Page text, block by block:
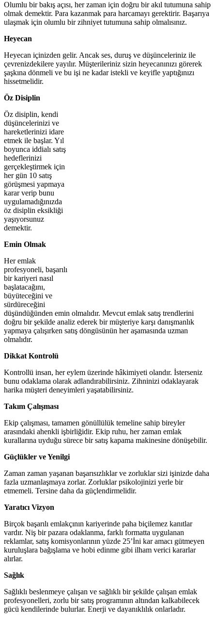
Olumlu bir bakış açısı, her zaman için doğru bir akıl tutumuna sahip
olmak demektir. Para kazanmak para harcamayı gerektirir. Başarıya
ulaşmak için olumlu bir zihniyet tutumuna sahip olmalısınız.
Heyecan
Heyecan içinizden gelir. Ancak ses, duruş ve düşünceleriniz ile
çevrenizdekilere yayılır. Müşterileriniz sizin heyecanınızı görerek
şaşkına dönmeli ve bu işi ne kadar istekli ve keyifle yaptığınızı
hissetmelidir.
Öz Disiplin
Öz disiplin, kendi
düşüncelerinizi ve
hareketlerinizi idare
etmek ile başlar. Yıl
boyunca iddialı satış
hedeflerinizi
gerçekleştirmek için
her gün 10 satış
görüşmesi yapmaya
karar verip bunu
uygulamadığınızda
öz disiplin eksikliği
yaşıyorsunuz
demektir.
Emin Olmak
Her emlak
profesyoneli, başarılı
bir kariyeri nasıl
başlatacağını,
büyüteceğini ve
sürdüreceğini
düşündüğünden emin olmalıdır. Mevcut emlak satış trendlerini
doğru bir şekilde analiz ederek bir müşteriye karşı danışmanlık
yapmaya çalışırken satış döngüsünün her aşamasında uzman
olmalıdır.
Dikkat Kontrolü
Kontrollü insan, her eylem üzerinde hâkimiyeti olandır. İsterseniz
bunu odaklama olarak adlandırabilirsiniz. Zihninizi odaklayarak
harika müşteri deneyimleri yaşatabilirsiniz.
Takım Çalışması
Ekip çalışması, tamamen gönüllülük temeline sahip bireyler
arasındaki ahenkli işbirliğidir. Ekip ruhu, her zaman emlak
kurallarına uyduğu sürece bir satış kapama makinesine dönüşebilir.
Güçlükler ve Yenilgi
Zaman zaman yaşanan başarısızlıklar ve zorluklar sizi işinizde daha
fazla uzmanlaşmaya zorlar. Zorluklar psikolojinizi yerle bir
etmemeli. Tersine daha da güçlendirmelidir.
Yaratıcı Vizyon
Birçok başarılı emlakçının kariyerinde paha biçilemez kanıtlar
vardır. Niş bir pazara odaklanma, farklı formatta uygulanan
reklamlar, satış komisyonlarının yüzde 25’İni kar amacı gütmeyen
kuruluşlara bağışlama ve hobi edinme gibi ilham verici kararlar
alırlar.
Sağlık
Sağlıklı beslenmeye çalışan ve sağlıklı bir şekilde çalışan emlak
profesyonelleri, zorlu bir satış programının altından kalkabilecek
gücü kendilerinde bulurlar. Enerji ve dayanıklılık onlarladır.